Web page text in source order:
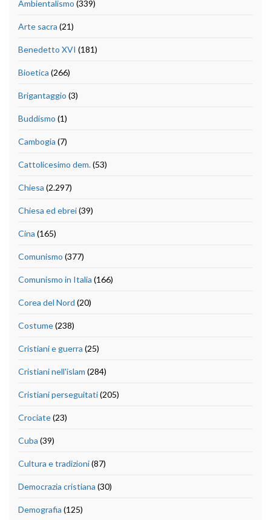
Ambientalismo (339)
Arte sacra (21)
Benedetto XVI (181)
Bioetica (266)
Brigantaggio (3)
Buddismo (1)
Cambogia (7)
Cattolicesimo dem.(53)
Chiesa (2.297)
Chiesa ed ebrei(39)
Cina (165)
Comunismo (377)
Comunismo in Italia (166)
Corea del Nord (20)
Costume(238)
Cristiani e guerra (25)
Cristiani nell'islam (284)
Cristiani perseguitati(205)
Crociate(23)
Cuba (39)
Cultura e tradizioni(87)
Democrazia cristiana (30)
Demografia (125)